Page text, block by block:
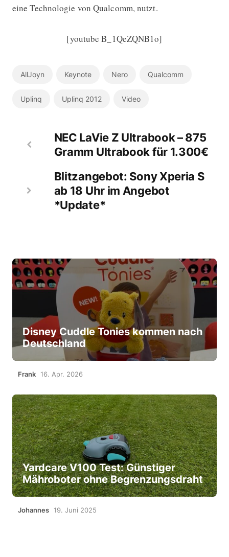
eine Technologie von Qualcomm, nutzt.
[youtube B_1QeZQNB1o]
AllJoyn Keynote Nero Qualcomm
Uplinq Uplinq 2012 Video
NEC LaVie Z Ultrabook – 875
Gramm Ultrabook für 1.300€
Blitzangebot: Sony Xperia S
ab 18 Uhr im Angebot
*Update*
Disney Cuddle Tonies kommen nach
Deutschland
Frank 16. Apr. 2026
Yardcare V100 Test: Günstiger
Mähroboter ohne Begrenzungsdraht
Johannes 19. Juni 2025